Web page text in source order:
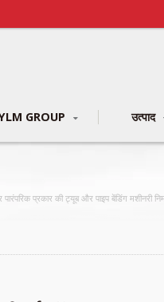
GROUP उत्पाद
प्रकार की ट्यूब और पाइप बेंडिंग मशीनरी